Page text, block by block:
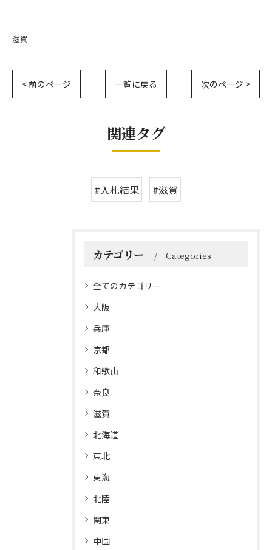
滋賀
< 前のページ 一覧に戻る 次のページ >
関連タグ
#入札結果 #滋賀
カテゴリー Categories
全てのカテゴリー
大阪
兵庫
京都
和歌山
奈良
滋賀
北海道
東北
東海
北陸
関東
中国